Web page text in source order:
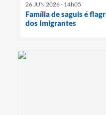
26 JUN 2026 - 14h05
Família de saguis é
dos Imigrantes